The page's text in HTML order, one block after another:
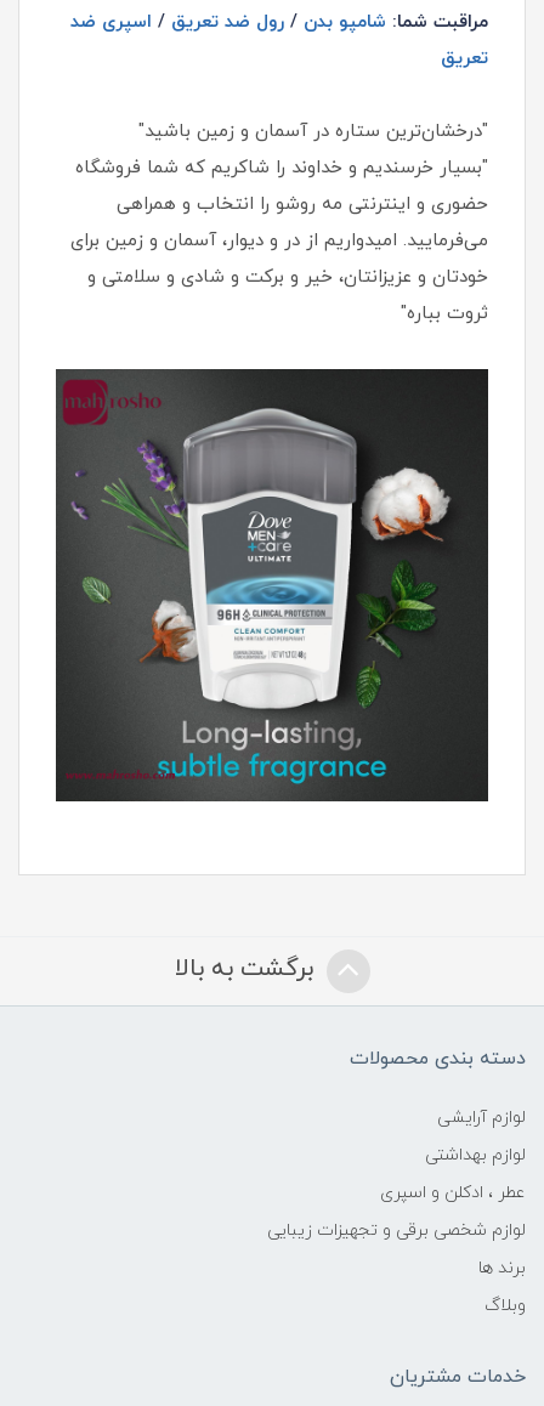
مراقبت شما: شامپو بدن / رول ضد تعریق / اسپری ضد
تعریق
"درخشان‌ترین ستاره در آسمان و زمین باشید"
"بسیار خرسندیم و خداوند را شاکریم که شما فروشگاه
حضوری و اینترنتی مه روشو را انتخاب و همراهی
می‌فرمایید. امیدواریم از در و دیوار، آسمان و زمین برای
خودتان و عزیزانتان، خیر و برکت و شادی و سلامتی و
ثروت بباره"
برگشت به بالا
دسته بندی محصولات
لوازم آرایشی
لوازم بهداشتی
عطر ، ادکلن و اسپری
لوازم شخصی برقی و تجهیزات زیبایی
برند ها
وبلاگ
خدمات مشتریان